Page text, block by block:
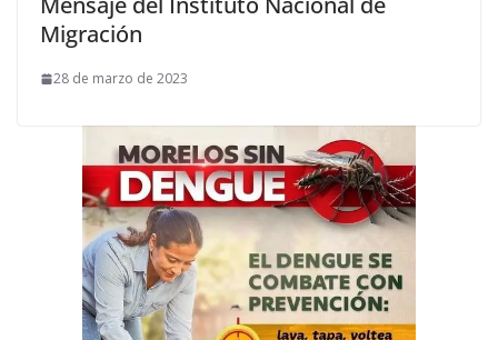
Migración
28 de marzo de 2023